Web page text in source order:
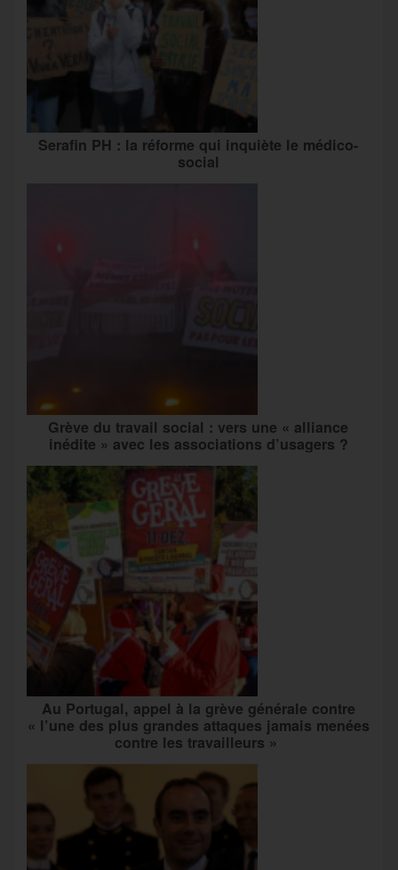
Serafin PH : la réforme qui inquiète le médico-
social
Grève du travail social : vers une « alliance
inédite » avec les associations d’usagers ?
Au Portugal, appel à la grève générale contre
« l’une des plus grandes attaques jamais menées
contre les travailleurs »